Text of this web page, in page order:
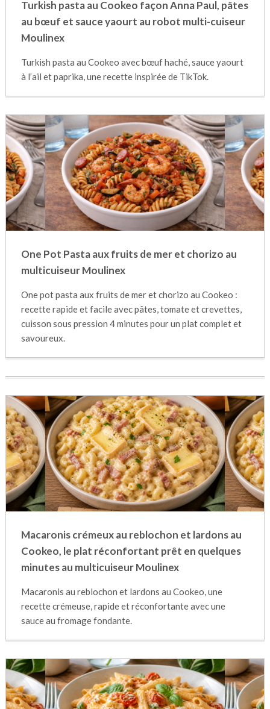
Turkish pasta au Cookeo façon Anna Paul, pâtes
au bœuf et sauce yaourt au robot multi-cuiseur
Moulinex
Turkish pasta au Cookeo avec bœuf haché, sauce yaourt
à l’ail et paprika, une recette inspirée de TikTok.
One Pot Pasta aux fruits de mer et chorizo au
multicuiseur Moulinex
One pot pasta aux fruits de mer et chorizo au Cookeo :
recette rapide et facile avec pâtes, tomate et crevettes,
cuisson sous pression 4 minutes pour un plat complet et
savoureux.
Macaronis crémeux au reblochon et lardons au
Cookeo, le plat réconfortant prêt en quelques
minutes au multicuiseur Moulinex
Macaronis au reblochon et lardons au Cookeo, une
recette crémeuse, rapide et réconfortante avec une
sauce au fromage fondante.